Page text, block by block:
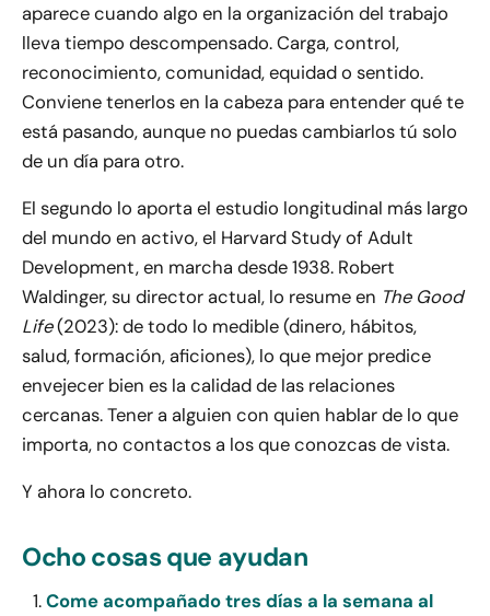
aparece cuando algo en la organización del trabajo
lleva tiempo descompensado. Carga, control,
reconocimiento, comunidad, equidad o sentido.
Conviene tenerlos en la cabeza para entender qué te
está pasando, aunque no puedas cambiarlos tú solo
de un día para otro.
El segundo lo aporta el estudio longitudinal más largo
del mundo en activo, el Harvard Study of Adult
Development, en marcha desde 1938. Robert
Waldinger, su director actual, lo resume en The Good
Life(2023): de todo lo medible (dinero, hábitos,
salud, formación, aficiones), lo que mejor predice
envejecer bien es la calidad de las relaciones
cercanas. Tener a alguien con quien hablar de lo que
importa, no contactos a los que conozcas de vista.
Y ahora lo concreto.
Ocho cosas que ayudan
Come acompañado tres días a la semana al